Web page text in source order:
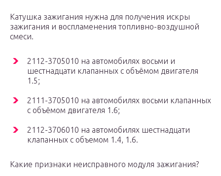
Катушка зажигания нужна для получения искры
зажигания и воспламенения топливно-воздушной
смеси.
2112-3705010 на автомобилях восьми и
шестнадцати клапанных с объёмом двигателя
1.5;
2111-3705010 на автомобилях восьми клапанных
с объёмом двигателя 1.6;
2112-3706010 на автомобилях шестнадцати
клапанных с объемом 1.4, 1.6.
Какие признаки неисправного модуля зажигания?